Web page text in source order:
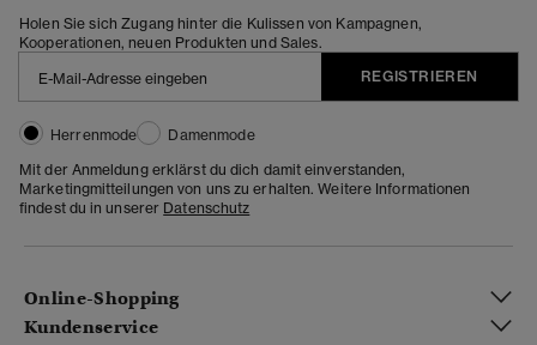
Holen Sie sich Zugang hinter die Kulissen von Kampagnen,
Kooperationen, neuen Produkten und Sales.
REGISTRIEREN
Herrenmode
Damenmode
Mit der Anmeldung erklärst du dich damit einverstanden,
Marketingmitteilungen von uns zu erhalten. Weitere Informationen
findest du in unserer Datenschutz
Online-Shopping
Kundenservice